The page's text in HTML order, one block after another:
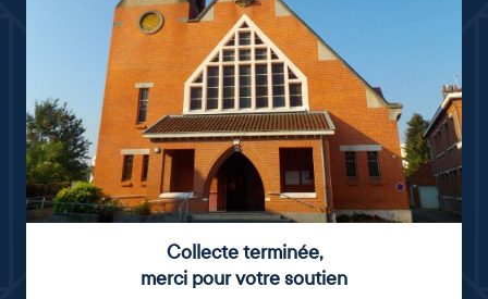
Collecte terminée,
merci pour votre soutien